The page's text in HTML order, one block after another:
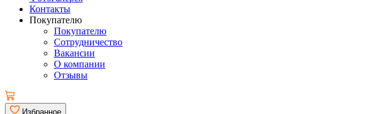
Контакты
Покупателю
Покупателю
Сотрудничество
Вакансии
О компании
Отзывы
Избранное